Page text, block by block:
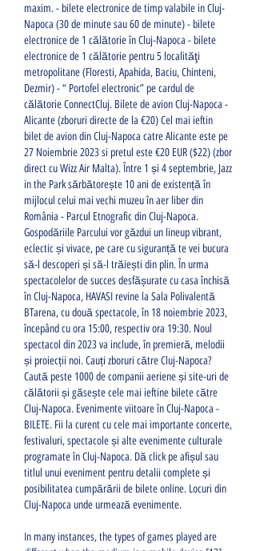
maxim. - bilete electronice de timp valabile in Cluj-
Napoca (30 de minute sau 60 de minute) - bilete
electronice de 1 călătorie în Cluj-Napoca - bilete
electronice de 1 călătorie pentru 5 localităţi
metropolitane (Floresti, Apahida, Baciu, Chinteni,
Dezmir) - “ Portofel electronic” pe cardul de
călătorie ConnectCluj. Bilete de avion Cluj-Napoca -
Alicante (zboruri directe de la €20) Cel mai ieftin
bilet de avion din Cluj-Napoca catre Alicante este pe
27 Noiembrie 2023 si pretul este €20 EUR ($22) (zbor
direct cu Wizz Air Malta). Între 1 și 4 septembrie, Jazz
in the Park sărbătorește 10 ani de existență în
mijlocul celui mai vechi muzeu în aer liber din
România - Parcul Etnografic din Cluj-Napoca.
Gospodăriile Parcului vor găzdui un lineup vibrant,
eclectic și vivace, pe care cu siguranță te vei bucura
să-l descoperi și să-l trăiești din plin. În urma
spectacolelor de succes desfășurate cu casa închisă
în Cluj-Napoca, HAVASI revine la Sala Polivalentă
BTarena, cu două spectacole, în 18 noiembrie 2023,
începând cu ora 15:00, respectiv ora 19:30. Noul
spectacol din 2023 va include, în premieră, melodii
și proiecții noi. Cauți zboruri către Cluj-Napoca?
Caută peste 1000 de companii aeriene și site-uri de
călătorii și găsește cele mai ieftine bilete către
Cluj-Napoca. Evenimente viitoare în Cluj-Napoca -
BILETE. Fii la curent cu cele mai importante concerte,
festivaluri, spectacole și alte evenimente culturale
programate în Cluj-Napoca. Dă click pe afișul sau
titlul unui eveniment pentru detalii complete și
posibilitatea cumpărării de bilete online. Locuri din
Cluj-Napoca unde urmează evenimente.
In many instances, the types of games played are